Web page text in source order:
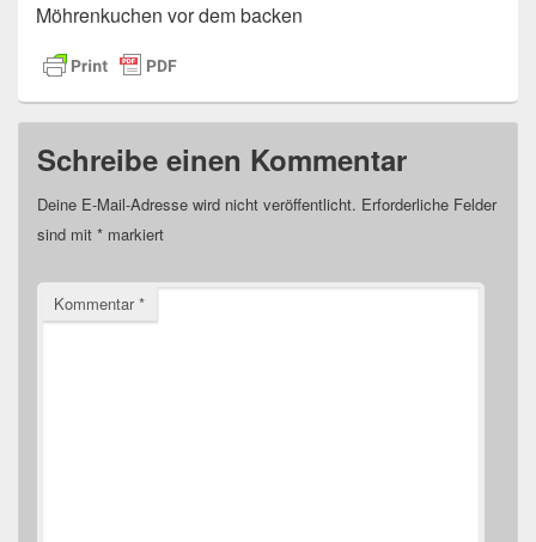
Möhrenkuchen vor dem backen
Schreibe einen Kommentar
Deine E-Mail-Adresse wird nicht veröffentlicht. Erforderliche Felder
sind mit * markiert
Kommentar*